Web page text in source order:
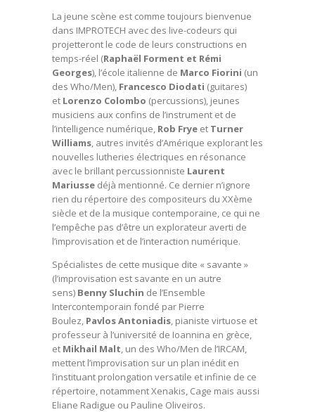
La jeune scène est comme toujours bienvenue
dans IMPROTECH avec des live-codeurs qui
projetteront le code de leurs constructions en
temps-réel (Raphaël Forment et Rémi
Georges), l’école italienne de Marco Fiorini (un
des Who/Men), Francesco Diodati (guitares)
et Lorenzo Colombo (percussions), jeunes
musiciens aux confins de l’instrument et de
l’intelligence numérique, Rob Frye et Turner
Williams, autres invités d’Amérique explorant les
nouvelles lutheries électriques en résonance
avec le brillant percussionniste Laurent
Mariusse déjà mentionné. Ce dernier n’ignore
rien du répertoire des compositeurs du XXème
siècle et de la musique contemporaine, ce qui ne
l’empêche pas d’être un explorateur averti de
l’improvisation et de l’interaction numérique.
Spécialistes de cette musique dite « savante »
(l’improvisation est savante en un autre
sens) Benny Sluchin de l’Ensemble
Intercontemporain fondé par Pierre
Boulez, Pavlos Antoniadis, pianiste virtuose et
professeur à l’université de Ioannina en grèce,
et Mikhail Malt, un des Who/Men de l’IRCAM,
mettent l’improvisation sur un plan inédit en
l’instituant prolongation versatile et infinie de ce
répertoire, notamment Xenakis, Cage mais aussi
Eliane Radigue ou Pauline Oliveiros.